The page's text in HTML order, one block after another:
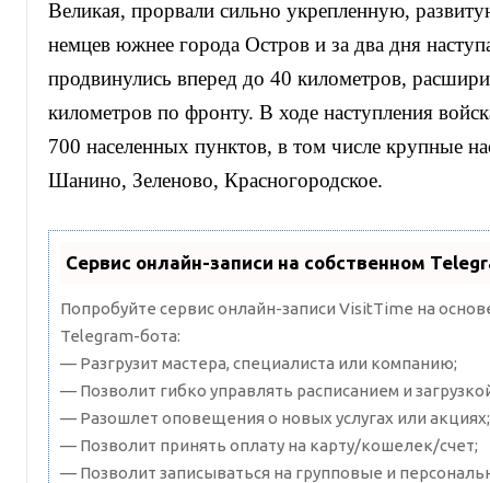
Великая, прорвали сильно укрепленную,
немцев южнее города Остров и за два дня
продвинулись вперед до 40 километров,
километров по фронту. В ходе наступления
700 населенных пунктов, в том числе крупные
Шанино, Зеленово, Красногородское.
Сервис онлайн-записи на собственном
Попробуйте сервис онлайн-записи VisitTime на
Telegram-бота:
— Разгрузит мастера, специалиста или компанию;
— Позволит гибко управлять расписанием и
— Разошлет оповещения о новых услугах или акциях;
— Позволит принять оплату на карту/кошелек/счет;
— Позволит записываться на групповые и